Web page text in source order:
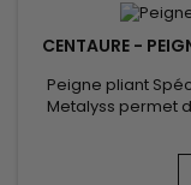
CENTAURE -
Peigne pliant
Metalyss permet
Permet aux
la mèche est
aux